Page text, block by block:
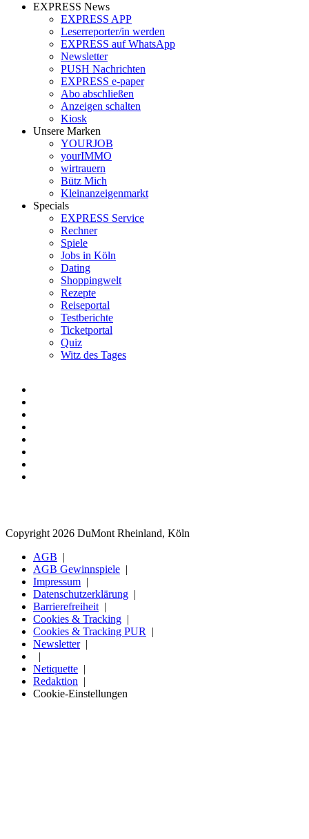
EXPRESS News
EXPRESS APP
Leserreporter/in werden
EXPRESS auf WhatsApp
Newsletter
PUSH Nachrichten
EXPRESS e-paper
Abo abschließen
Anzeigen schalten
Kiosk
Unsere Marken
YOURJOB
yourIMMO
wirtrauern
Bütz Mich
Kleinanzeigenmarkt
Specials
EXPRESS Service
Rechner
Spiele
Jobs in Köln
Dating
Shoppingwelt
Rezepte
Reiseportal
Testberichte
Ticketportal
Quiz
Witz des Tages
Copyright 2026 DuMont Rheinland, Köln
AGB
AGB Gewinnspiele
Impressum
Datenschutzerklärung
Barrierefreiheit
Cookies & Tracking
Cookies & Tracking PUR
Newsletter
Netiquette
Redaktion
Cookie-Einstellungen